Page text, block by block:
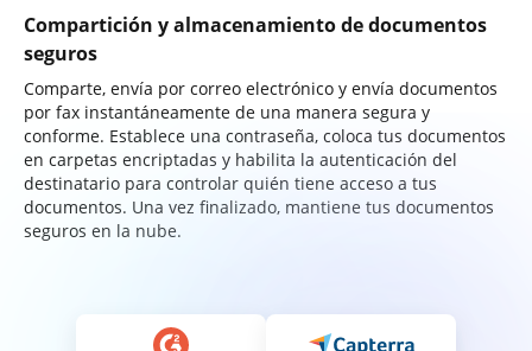
Compartición y almacenamiento de documentos
seguros
Comparte, envía por correo electrónico y envía documentos
por fax instantáneamente de una manera segura y
conforme. Establece una contraseña, coloca tus documentos
en carpetas encriptadas y habilita la autenticación del
destinatario para controlar quién tiene acceso a tus
documentos. Una vez finalizado, mantiene tus documentos
seguros en la nube.